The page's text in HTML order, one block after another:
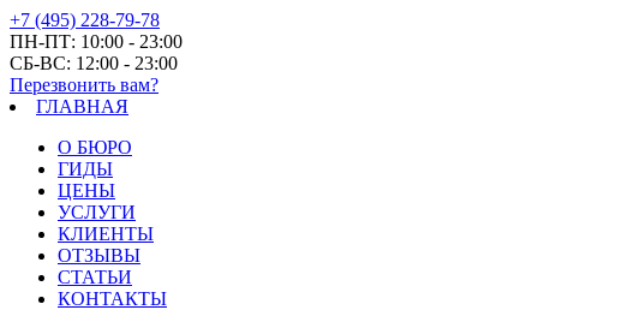
+7 (495) 228-79-78
ПН-ПТ: 10:00 - 23:00
СБ-ВС: 12:00 - 23:00
Перезвонить вам?
ГЛАВНАЯ
О БЮРО
ГИДЫ
ЦЕНЫ
УСЛУГИ
КЛИЕНТЫ
ОТЗЫВЫ
СТАТЬИ
КОНТАКТЫ